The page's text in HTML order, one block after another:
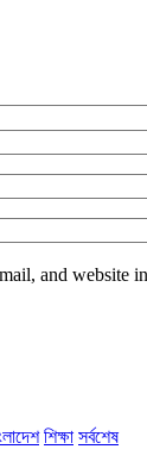
and website
শিক্ষা সর্বশেষ